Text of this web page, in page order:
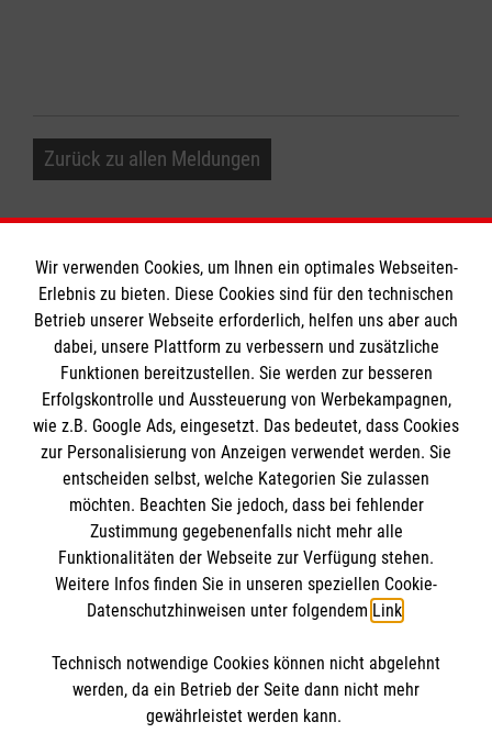
Zurück zu allen Meldungen
Informationen
Impressum
Datenschutz
Barrierefreiheit
Kontakt
Die Malteser
Malteser in Deutschland
Malteserorden
Sharepoint
Spendenkonto
IBAN: DE95 6809 0000 0005 7209 31
BIC: GENO DE61 FR1
So finden Sie uns
Wir verwenden Cookies, um Ihnen ein optimales Webseiten-
Erlebnis zu bieten. Diese Cookies sind für den technischen
Betrieb unserer Webseite erforderlich, helfen uns aber auch
dabei, unsere Plattform zu verbessern und zusätzliche
Funktionen bereitzustellen. Sie werden zur besseren
Erfolgskontrolle und Aussteuerung von Werbekampagnen,
wie z.B. Google Ads, eingesetzt. Das bedeutet, dass Cookies
zur Personalisierung von Anzeigen verwendet werden. Sie
entscheiden selbst, welche Kategorien Sie zulassen
möchten. Beachten Sie jedoch, dass bei fehlender
Zustimmung gegebenenfalls nicht mehr alle
Funktionalitäten der Webseite zur Verfügung stehen.
Weitere Infos finden Sie in unseren speziellen Cookie-
Datenschutzhinweisen unter folgendem Link.
Technisch notwendige Cookies können nicht abgelehnt
werden, da ein Betrieb der Seite dann nicht mehr
gewährleistet werden kann.